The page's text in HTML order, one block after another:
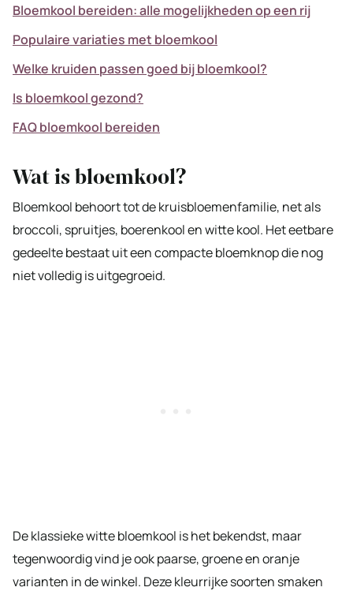
Bloemkool bereiden: alle mogelijkheden op een rij
Populaire variaties met bloemkool
Welke kruiden passen goed bij bloemkool?
Is bloemkool gezond?
FAQ bloemkool bereiden
Wat is bloemkool?
Bloemkool behoort tot de kruisbloemenfamilie, net als
broccoli, spruitjes, boerenkool en witte kool. Het eetbare
gedeelte bestaat uit een compacte bloemknop die nog
niet volledig is uitgegroeid.
De klassieke witte bloemkool is het bekendst, maar
tegenwoordig vind je ook paarse, groene en oranje
varianten in de winkel. Deze kleurrijke soorten smaken